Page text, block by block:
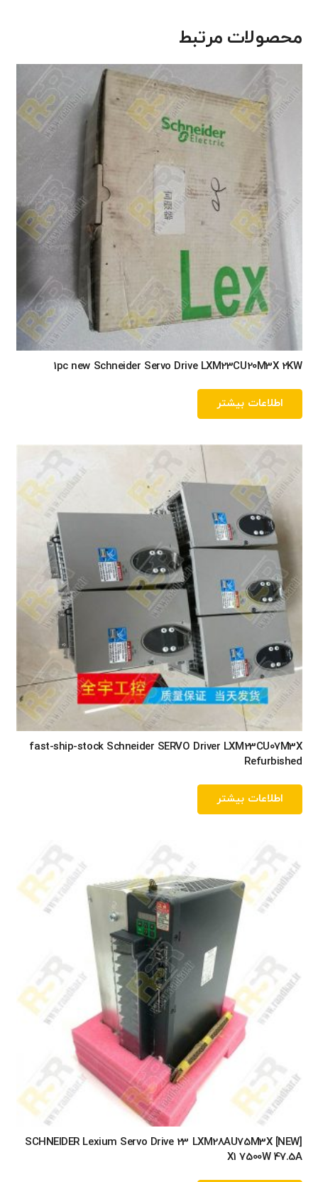
محصولات مرتبط
1pc new Schneider Servo Drive LXM23CU20M3X 2KW
اطلاعات بیشتر
fast-ship-stock Schneider SERVO Driver LXM23CU07M3X
Refurbished
اطلاعات بیشتر
[NEW] SCHNEIDER Lexium Servo Drive 23 LXM28AU75M3X
X1 7500W 47.5A